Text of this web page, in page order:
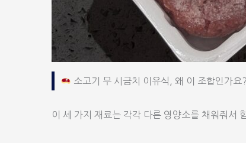
소고기 무 시금치 이유식, 왜 이 조합인가요?
이 세 가지 재료는 각각 다른 영양소를 채워줘서